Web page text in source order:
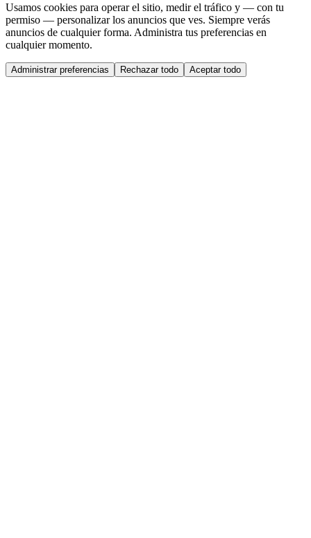
Usamos cookies para operar el sitio, medir el tráfico y — con tu
permiso — personalizar los anuncios que ves. Siempre verás
anuncios de cualquier forma. Administra tus preferencias en
cualquier momento.
Administrar preferencias Rechazar todo Aceptar todo